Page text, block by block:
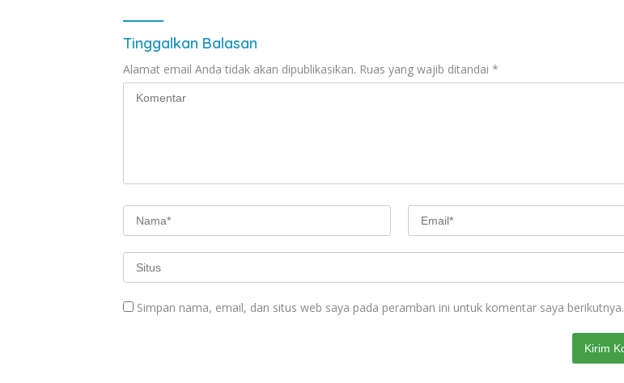
Tinggalkan Balasan
Alamat email Anda tidak akan dipublikasikan. Ruas yang wajib ditandai *
Simpan nama, email, dan situs web saya pada peramban ini untuk komentar saya berikutnya.